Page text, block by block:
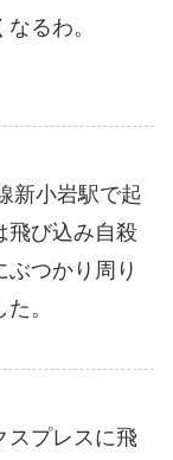
るわ。
新小岩駅で起
飛び込み自殺
ぶつかり周り
。
スプレスに飛